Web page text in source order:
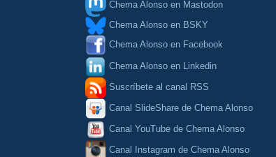
Chema Alonso en Mastodon
Chema Alonso en BSKY
Chema Alonso en Facebook
Chema Alonso en Linkedin
Suscríbete al canal RSS
Canal SlideShare de Chema Alonso
Canal YouTube de Chema Alonso
Canal Instagram de Chema Alonso